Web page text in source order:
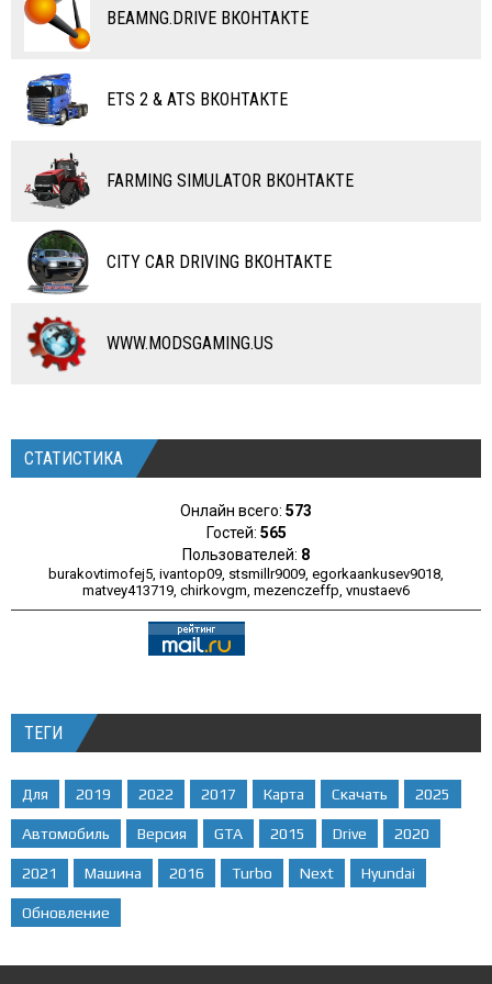
ВОДНЫЙ ТРАНСПОРТ
САМОЛЕТЫ
RC ТРАНСПОРТ
КАРТЫ
ЧИТЫ
ПРОГРАММЫ
РАЗНОЕ
BEAMNG.DRIVE ВКОНТАКТЕ
ETS 2 & ATS ВКОНТАКТЕ
FARMING SIMULATOR ВКОНТАКТЕ
CITY CAR DRIVING ВКОНТАКТЕ
WWW.MODSGAMING.US
СТАТИСТИКА
Онлайн всего: 573
Гостей: 565
Пользователей: 8
burakovtimofej5, ivantop09, stsmillr9009, egorkaankusev9018,
matvey413719, chirkovgm, mezenczeffp, vnustaev6
ТЕГИ
Для 2019 2022 2017 Карта Скачать 2025
Автомобиль Версия GTA 2015 Drive 2020
2021 Машина 2016 Turbo Next Hyundai
Обновление